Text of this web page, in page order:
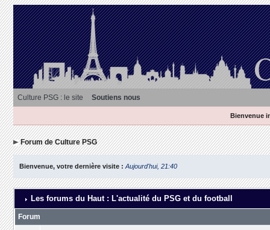
Culture PSG : le site Soutiens nous
Bienvenue
Forum de Culture PSG
Bienvenue, votre dernière visite : Aujourd'hui, 21:40
Les forums du Haut : L'actualité du PSG et du football
Forum